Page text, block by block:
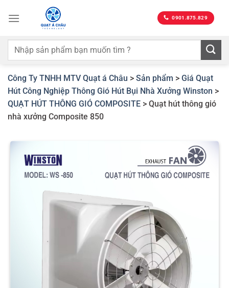
qua
dung
0901.875.829
Công Ty TNHH MTV Quạt á Châu > Sản phẩm > Giá Quạt
Hút Công Nghiệp Thông Gió Hút Bụi Nhà Xưởng Winston >
QUẠT HÚT THÔNG GIÓ COMPOSITE > Quạt hút thông gió
nhà xưởng Composite 850